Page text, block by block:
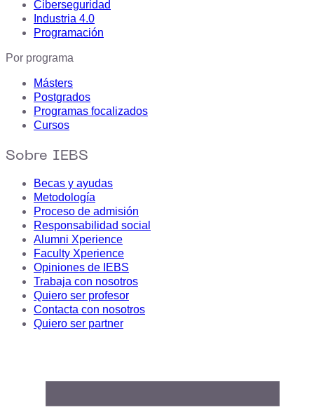
Ciberseguridad
Industria 4.0
Programación
Por programa
Másters
Postgrados
Programas focalizados
Cursos
Sobre IEBS
Becas y ayudas
Metodología
Proceso de admisión
Responsabilidad social
Alumni Xperience
Faculty Xperience
Opiniones de IEBS
Trabaja con nosotros
Quiero ser profesor
Contacta con nosotros
Quiero ser partner